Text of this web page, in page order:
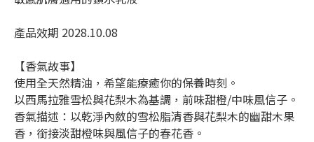
產品效期 2028.10.08
【香氣故事】
使用全天然精油，希望能療癒你的保養時刻。
以西馬拉雅雪松與花梨木為基調，前味甜橙/中味風信子。
香氣描述：以乾淨內斂的雪松脂清香與花梨木的幽甜木果
香，銜接淡甜橙味與風信子的春花香。